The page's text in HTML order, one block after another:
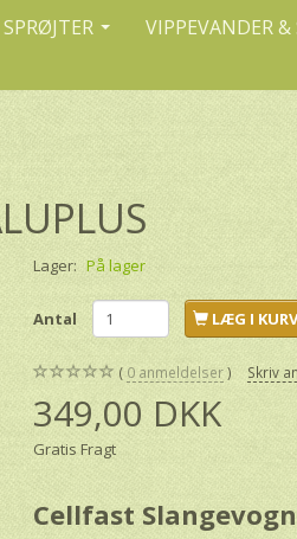
VIPPEVANDER &
Lager: På lager
Antal LÆG I
0 anmeldelser Skriv
349,00 DKK
Gratis Fragt
Cellfast